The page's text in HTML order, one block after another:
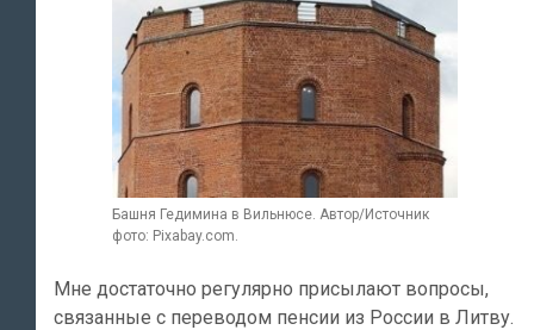
Башня Гедимина в Вильнюсе. Автор/Источник
фото: Pixabay.com.
Мне достаточно регулярно присылают вопросы,
связанные с переводом пенсии из России в Литву.